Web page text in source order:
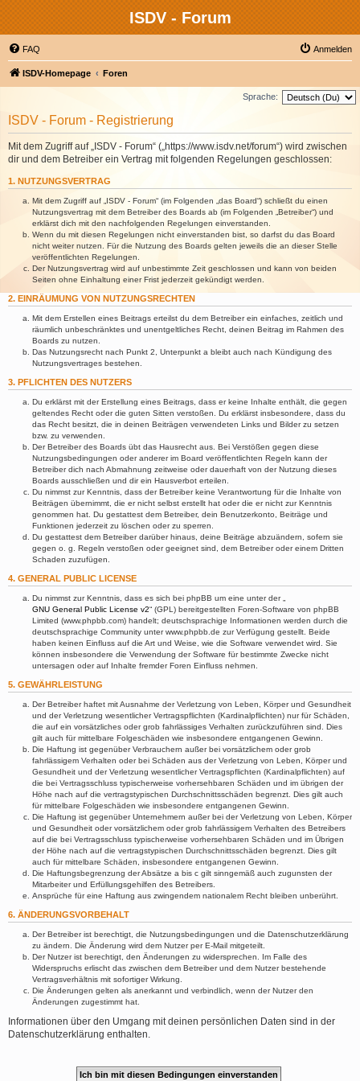
ISDV - Forum
FAQ Anmelden
ISDV-Homepage Foren
Sprache:
ISDV - Forum - Registrierung
Mit dem Zugriff auf „ISDV - Forum“ („https://www.isdv.net/forum“) wird zwischen
dir und dem Betreiber ein Vertrag mit folgenden Regelungen geschlossen:
1. NUTZUNGSVERTRAG
Mit dem Zugriff auf „ISDV - Forum“ (im Folgenden „das Board“) schließt du einen
Nutzungsvertrag mit dem Betreiber des Boards ab (im Folgenden „Betreiber“) und
erklärst dich mit den nachfolgenden Regelungen einverstanden.
Wenn du mit diesen Regelungen nicht einverstanden bist, so darfst du das Board
nicht weiter nutzen. Für die Nutzung des Boards gelten jeweils die an dieser Stelle
veröffentlichten Regelungen.
Der Nutzungsvertrag wird auf unbestimmte Zeit geschlossen und kann von beiden
Seiten ohne Einhaltung einer Frist jederzeit gekündigt werden.
2. EINRÄUMUNG VON NUTZUNGSRECHTEN
Mit dem Erstellen eines Beitrags erteilst du dem Betreiber ein einfaches, zeitlich und
räumlich unbeschränktes und unentgeltliches Recht, deinen Beitrag im Rahmen des
Boards zu nutzen.
Das Nutzungsrecht nach Punkt 2, Unterpunkt a bleibt auch nach Kündigung des
Nutzungsvertrages bestehen.
3. PFLICHTEN DES NUTZERS
Du erklärst mit der Erstellung eines Beitrags, dass er keine Inhalte enthält, die gegen
geltendes Recht oder die guten Sitten verstoßen. Du erklärst insbesondere, dass du
das Recht besitzt, die in deinen Beiträgen verwendeten Links und Bilder zu setzen
bzw. zu verwenden.
Der Betreiber des Boards übt das Hausrecht aus. Bei Verstößen gegen diese
Nutzungsbedingungen oder anderer im Board veröffentlichten Regeln kann der
Betreiber dich nach Abmahnung zeitweise oder dauerhaft von der Nutzung dieses
Boards ausschließen und dir ein Hausverbot erteilen.
Du nimmst zur Kenntnis, dass der Betreiber keine Verantwortung für die Inhalte von
Beiträgen übernimmt, die er nicht selbst erstellt hat oder die er nicht zur Kenntnis
genommen hat. Du gestattest dem Betreiber, dein Benutzerkonto, Beiträge und
Funktionen jederzeit zu löschen oder zu sperren.
Du gestattest dem Betreiber darüber hinaus, deine Beiträge abzuändern, sofern sie
gegen o. g. Regeln verstoßen oder geeignet sind, dem Betreiber oder einem Dritten
Schaden zuzufügen.
4. GENERAL PUBLIC LICENSE
Du nimmst zur Kenntnis, dass es sich bei phpBB um eine unter der „
GNU General Public License v2“ (GPL) bereitgestellten Foren-Software von phpBB
Limited (www.phpbb.com) handelt; deutschsprachige Informationen werden durch die
deutschsprachige Community unter www.phpbb.de zur Verfügung gestellt. Beide
haben keinen Einfluss auf die Art und Weise, wie die Software verwendet wird. Sie
können insbesondere die Verwendung der Software für bestimmte Zwecke nicht
untersagen oder auf Inhalte fremder Foren Einfluss nehmen.
5. GEWÄHRLEISTUNG
Der Betreiber haftet mit Ausnahme der Verletzung von Leben, Körper und Gesundheit
und der Verletzung wesentlicher Vertragspflichten (Kardinalpflichten) nur für Schäden,
die auf ein vorsätzliches oder grob fahrlässiges Verhalten zurückzuführen sind. Dies
gilt auch für mittelbare Folgeschäden wie insbesondere entgangenen Gewinn.
Die Haftung ist gegenüber Verbrauchern außer bei vorsätzlichem oder grob
fahrlässigem Verhalten oder bei Schäden aus der Verletzung von Leben, Körper und
Gesundheit und der Verletzung wesentlicher Vertragspflichten (Kardinalpflichten) auf
die bei Vertragsschluss typischerweise vorhersehbaren Schäden und im übrigen der
Höhe nach auf die vertragstypischen Durchschnittsschäden begrenzt. Dies gilt auch
für mittelbare Folgeschäden wie insbesondere entgangenen Gewinn.
Die Haftung ist gegenüber Unternehmern außer bei der Verletzung von Leben, Körper
und Gesundheit oder vorsätzlichem oder grob fahrlässigem Verhalten des Betreibers
auf die bei Vertragsschluss typischerweise vorhersehbaren Schäden und im Übrigen
der Höhe nach auf die vertragstypischen Durchschnittsschäden begrenzt. Dies gilt
auch für mittelbare Schäden, insbesondere entgangenen Gewinn.
Die Haftungsbegrenzung der Absätze a bis c gilt sinngemäß auch zugunsten der
Mitarbeiter und Erfüllungsgehilfen des Betreibers.
Ansprüche für eine Haftung aus zwingendem nationalem Recht bleiben unberührt.
6. ÄNDERUNGSVORBEHALT
Der Betreiber ist berechtigt, die Nutzungsbedingungen und die Datenschutzerklärung
zu ändern. Die Änderung wird dem Nutzer per E-Mail mitgeteilt.
Der Nutzer ist berechtigt, den Änderungen zu widersprechen. Im Falle des
Widerspruchs erlischt das zwischen dem Betreiber und dem Nutzer bestehende
Vertragsverhältnis mit sofortiger Wirkung.
Die Änderungen gelten als anerkannt und verbindlich, wenn der Nutzer den
Änderungen zugestimmt hat.
Informationen über den Umgang mit deinen persönlichen Daten sind in der
Datenschutzerklärung enthalten.